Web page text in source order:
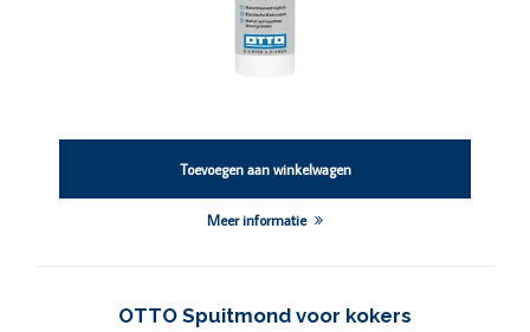
Toevoegen aan winkelwagen
Meer informatie
OTTO Spuitmond voor kokers